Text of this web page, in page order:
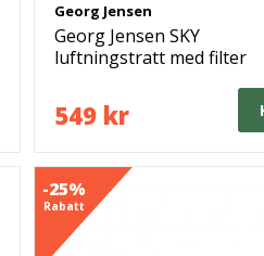
Georg Jensen
Georg Jensen SKY
luftningstratt med filter
549 kr
-25%
Rabatt